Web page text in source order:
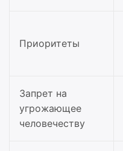
Приоритеты
Запрет на
угрожающее
человечеству